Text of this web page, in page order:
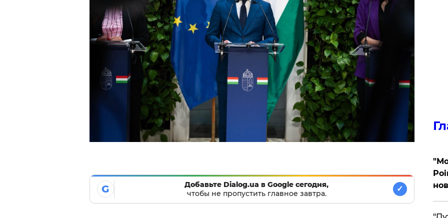
G
Добавьте Dialog.ua в Google сегодня,
чтобы не пропустить главное завтра.
✓